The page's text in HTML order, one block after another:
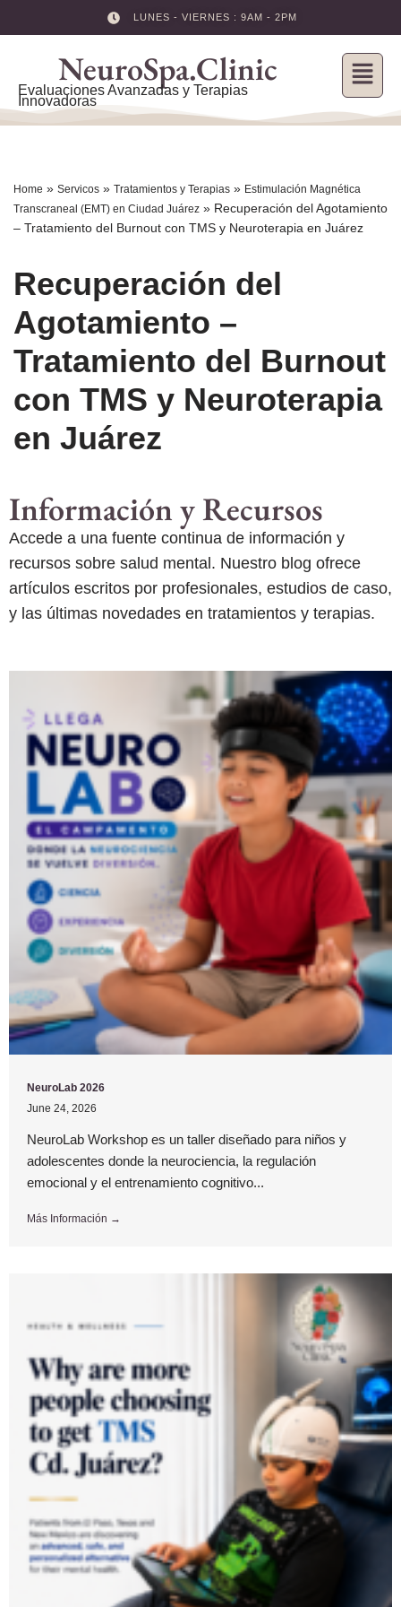
LUNES - VIERNES : 9AM - 2PM
NeuroSpa.Clinic
Evaluaciones Avanzadas y Terapias
Innovadoras
Home » Servicos » Tratamientos y Terapias » Estimulación Magnética
Transcraneal (EMT) en Ciudad Juárez » Recuperación del Agotamiento
– Tratamiento del Burnout con TMS y Neuroterapia en Juárez
Recuperación del
Agotamiento –
Tratamiento del Burnout
con TMS y Neuroterapia
en Juárez
Información y Recursos
Accede a una fuente continua de información y
recursos sobre salud mental. Nuestro blog ofrece
artículos escritos por profesionales, estudios de caso,
y las últimas novedades en tratamientos y terapias.
NeuroLab 2026
June 24, 2026
NeuroLab Workshop es un taller diseñado para niños y
adolescentes donde la neurociencia, la regulación
emocional y el entrenamiento cognitivo...
Más Información →